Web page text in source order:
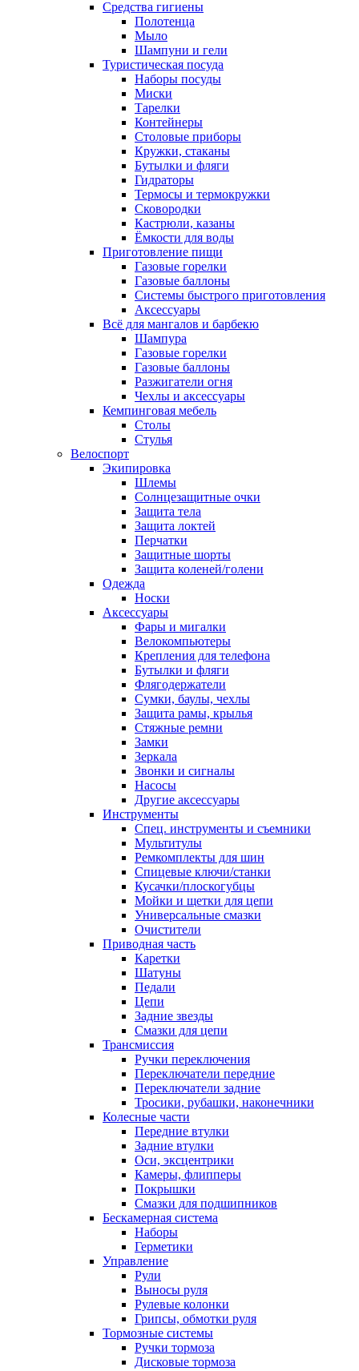
Средства гигиены
Полотенца
Мыло
Шампуни и гели
Туристическая посуда
Наборы посуды
Миски
Тарелки
Контейнеры
Столовые приборы
Кружки, стаканы
Бутылки и фляги
Гидраторы
Термосы и термокружки
Сковородки
Кастрюли, казаны
Ёмкости для воды
Приготовление пищи
Газовые горелки
Газовые баллоны
Системы быстрого приготовления
Аксессуары
Всё для мангалов и барбекю
Шампура
Газовые горелки
Газовые баллоны
Разжигатели огня
Чехлы и аксессуары
Кемпинговая мебель
Столы
Стулья
Велоспорт
Экипировка
Шлемы
Солнцезащитные очки
Защита тела
Защита локтей
Перчатки
Защитные шорты
Защита коленей/голени
Одежда
Носки
Аксессуары
Фары и мигалки
Велокомпьютеры
Крепления для телефона
Бутылки и фляги
Флягодержатели
Сумки, баулы, чехлы
Защита рамы, крылья
Стяжные ремни
Замки
Зеркала
Звонки и сигналы
Насосы
Другие аксессуары
Инструменты
Спец. инструменты и съемники
Мультитулы
Ремкомплекты для шин
Спицевые ключи/станки
Кусачки/плоскогубцы
Мойки и щетки для цепи
Универсальные смазки
Очистители
Приводная часть
Каретки
Шатуны
Педали
Цепи
Задние звезды
Смазки для цепи
Трансмиссия
Ручки переключения
Переключатели передние
Переключатели задние
Тросики, рубашки, наконечники
Колесные части
Передние втулки
Задние втулки
Оси, эксцентрики
Камеры, флипперы
Покрышки
Смазки для подшипников
Бескамерная система
Наборы
Герметики
Управление
Рули
Выносы руля
Рулевые колонки
Грипсы, обмотки руля
Тормозные системы
Ручки тормоза
Дисковые тормоза